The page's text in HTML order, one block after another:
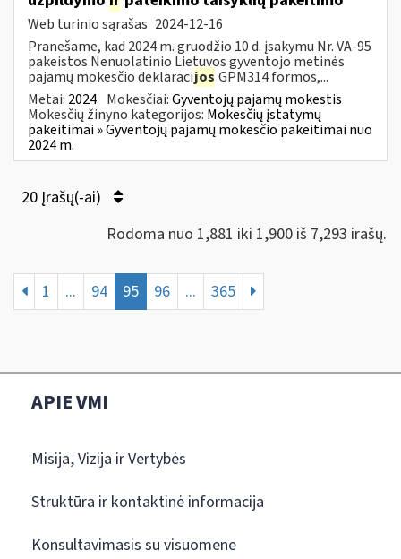
Web turinio sąrašas 2024-12-16
Pranešame, kad 2024 m. gruodžio 10 d. įsakymu Nr. VA-95
pakeistos Nenuolatinio Lietuvos gyventojo metinės
pajamų mokesčio deklaracijos GPM314 formos,...
Metai: 2024 Mokesčiai:Gyventojų pajamų mokestis
Mokesčių žinyno kategorijos: Mokesčių įstatymų
pakeitimai » Gyventojų pajamų mokesčio pakeitimai nuo
2024 m.
20 Įrašų(-ai)
Rodoma nuo 1,881 iki 1,900 iš 7,293 irašų.
1 ... 94 95 96 ... 365
APIE VMI
Misija, Vizija ir Vertybės
Struktūra ir kontaktinė informacija
Konsultavimasis su visuomene